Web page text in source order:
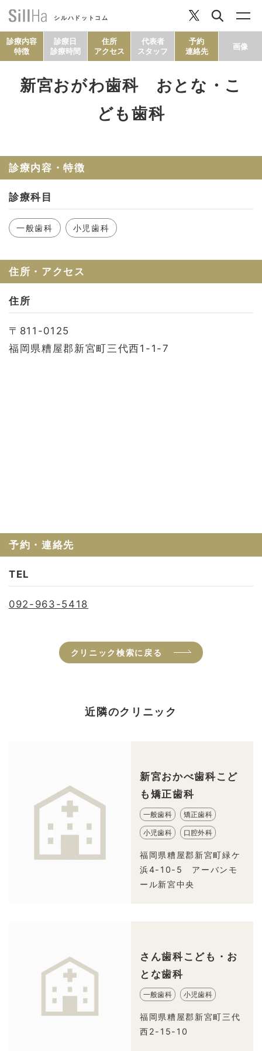
シルハドットコム
コラム
利用規約
診療内容
特徴
診療日
診療時間
住所
アクセス
代表者
スタッフ
予約
連絡先
画像
新宮おがわ歯科 おとな・こ
ども歯科
診療内容・特徴
診療科目
一般歯科 小児歯科
住所・アクセス
住所
〒811-0125
福岡県糟屋郡新宮町三代西1-1-7
予約・連絡先
TEL
092-963-5418
クリニック検索に戻る
近隣のクリニック
新宮おかべ歯科こど
も矯正歯科
一般歯科 矯正歯科
小児歯科 口腔外科
福岡県糟屋郡新宮町緑ケ
浜4-10-5 アーバンモ
ール新宮中央
さん歯科こども・お
とな歯科
一般歯科 小児歯科
福岡県糟屋郡新宮町三代
西2-15-10